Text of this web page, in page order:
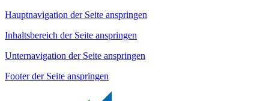
Hauptnavigation der Seite anspringen
Inhaltsbereich der Seite anspringen
Unternavigation der Seite anspringen
Footer der Seite anspringen